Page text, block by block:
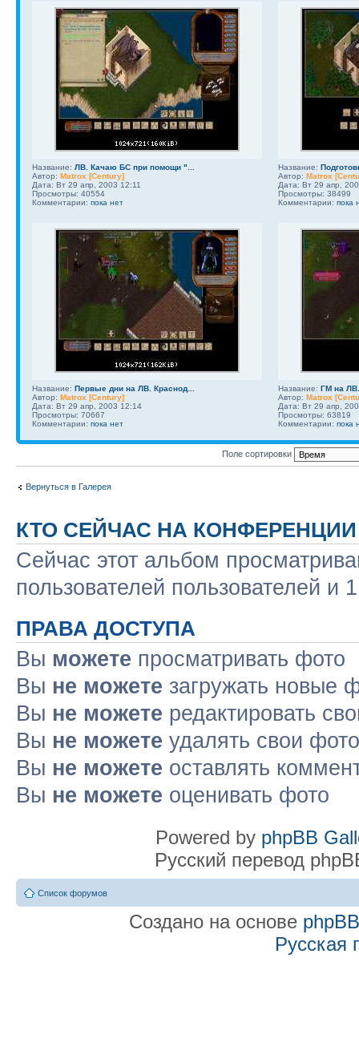
Название: ЛВ. Качаю БС при помощи "...
Автор: Matrox [Century]
Дата: Вт 29 апр, 2003 12:11
Просмотры: 40554
Комментарии: пока нет
Название:
Автор: Matrox
Дата: Вт 29 апр,
Просмотры: 38499
Комментарии: пока
Название: Первые дни на ЛВ. Краснод...
Автор: Matrox [Century]
Дата: Вт 29 апр, 2003 12:14
Просмотры: 70667
Комментарии: пока нет
Название: ГМ на ЛВ.
Автор: Matrox
Дата: Вт 29 апр,
Просмотры: 63819
Комментарии: пока
Поле сортировки
Вернуться в Галерея
КТО СЕЙЧАС НА КОНФЕРЕНЦИИ
Сейчас этот альбом
пользователей пользователей и 1
ПРАВА ДОСТУПА
Вы можете просматривать фото
Вы не можете загружать новые
Вы не можете редактировать
Вы не можете удалять свои фото
Вы не можете оставлять
Вы не можете оценивать фото
Powered by phpBB
Русский перевод
Список форумов
Создано на основе phpBB
Русская